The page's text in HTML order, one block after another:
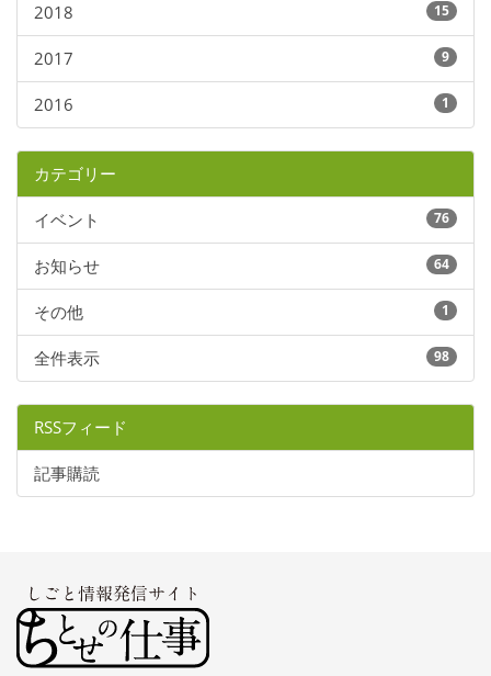
2018 15
2017 9
2016 1
カテゴリー
イベント 76
お知らせ 64
その他 1
全件表示 98
RSSフィード
記事購読